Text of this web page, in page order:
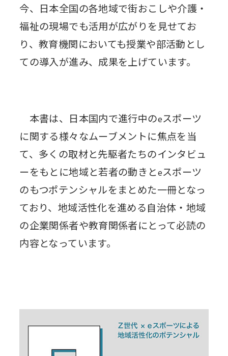
今、日本全国の各地域で街おこしや介護・
福祉の現場でも活用が広がりを見せてお
り、教育機関においても授業や部活動とし
ての導入が進み、成果を上げています。
本書は、日本国内で進行中のeスポーツ
に関する様々なムーブメントに焦点を当
て、多くの取材と先駆者たちのインタビュ
ーをもとに地域と若者の動きとeスポーツ
のもつポテンシャルをまとめた一冊となっ
ており、地域活性化を進める自治体・地域
の企業関係者や教育関係者にとって必読の
内容となっています。